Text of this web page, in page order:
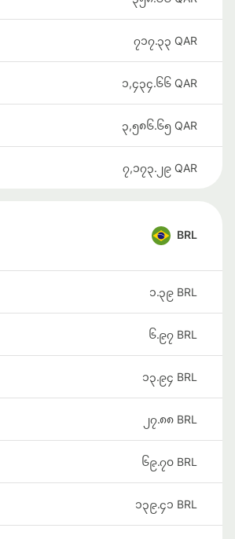
၇၁၇.၃၃ QAR
၁,၄၃၄.၆၆ QAR
၃,၅၈၆.၆၅ QAR
၇,၁၇၃.၂၉ QAR
BRL
၁.၃၉ BRL
၆.၉၇ BRL
၁၃.၉၄ BRL
၂၇.၈၈ BRL
၆၉.၇၀ BRL
၁၃၉.၄၁ BRL